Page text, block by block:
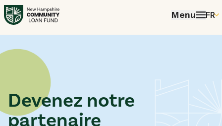
Menu FR
Devenez notre
partenaire